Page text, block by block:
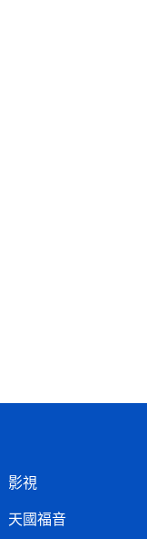
影視
天國福音